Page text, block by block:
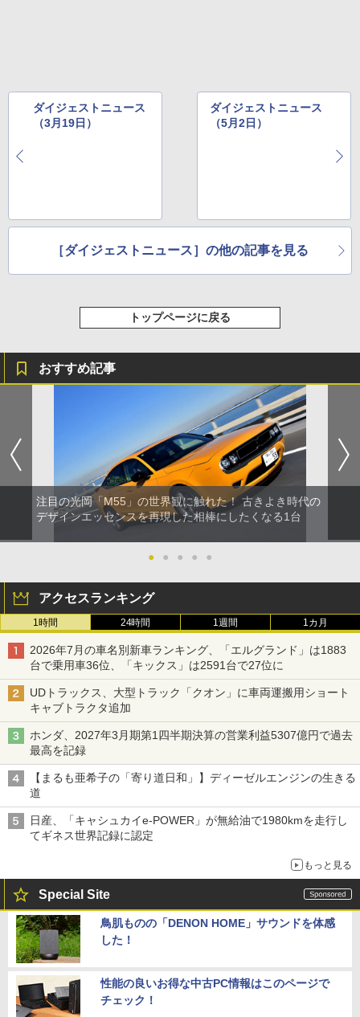
ダイジェストニュース
（3月19日）
ダイジェストニュース
（5月2日）
［ダイジェストニュース］の他の記事を見る
トップページに戻る
おすすめ記事
注目の光岡「M55」の世界観に触れた！ 古きよき時代の
デザインエッセンスを再現した相棒にしたくなる1台
● ● ● ● ●
アクセスランキング
1時間 24時間 1週間 1カ月
2026年7月の車名別新車ランキング、「エルグランド」は1883
台で乗用車36位、「キックス」は2591台で27位に
UDトラックス、大型トラック「クオン」に車両運搬用ショート
キャブトラクタ追加
ホンダ、2027年3月期第1四半期決算の営業利益5307億円で過去
最高を記録
【まるも亜希子の「寄り道日和」】ディーゼルエンジンの生きる
道
日産、「キャシュカイe-POWER」が無給油で1980kmを走行し
てギネス世界記録に認定
もっと見る
Special Site
鳥肌ものの「DENON HOME」サウンドを体感
した！
性能の良いお得な中古PC情報はこのページで
チェック！